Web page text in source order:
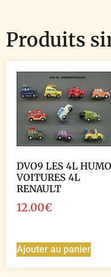
Produits
DVO9 LES 4L
VOITURES 4L
RENAULT
12.00€
Ajouter au panier